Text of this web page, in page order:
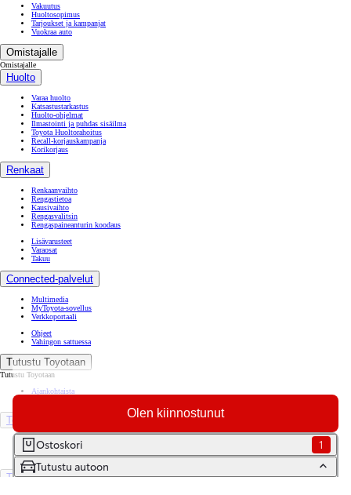
Olen kiinnostunut
Ostoskori
1
Tutustu autoon
Vakuutus
Huoltosopimus
Tarjoukset ja kampanjat
Vuokraa auto
Omistajalle
Omistajalle
Huolto
Varaa huolto
Katsastustarkastus
Huolto-ohjelmat
Ilmastointi ja puhdas sisäilma
Toyota Huoltorahoitus
Recall-korjauskampanja
Korikorjaus
Renkaat
Renkaanvaihto
Rengastietoa
Kausivaihto
Rengasvalitsin
Rengaspaineanturin koodaus
Lisävarusteet
Varaosat
Takuu
Connected-palvelut
Multimedia
MyToyota-sovellus
Verkkoportaali
Ohjeet
Vahingon sattuessa
Tutustu Toyotaan
Tutustu Toyotaan
Ajankohtaista
Toyota Suomessa
Toyotan lehdistöpankki
Yhdessä pidemmälle
TOYOTA GAZOO Racing